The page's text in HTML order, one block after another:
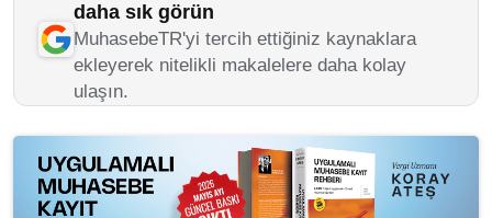
daha sık görün
MuhasebeTR'yi tercih ettiğiniz kaynaklara
ekleyerek nitelikli makalelere daha kolay
ulaşın.